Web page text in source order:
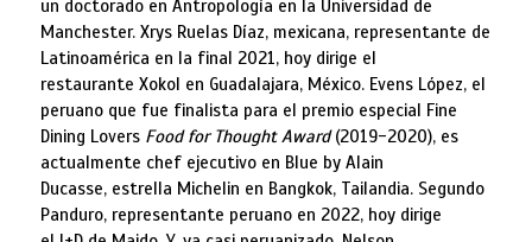
un doctorado en Antropología en la Universidad de
Manchester. Xrys Ruelas Díaz, mexicana, representante de
Latinoamérica en la final 2021, hoy dirige el
restaurante Xokol en Guadalajara, México. Evens López, el
peruano que fue finalista para el premio especial Fine
Dining Lovers Food for Thought Award(2019-2020), es
actualmente chef ejecutivo en Blue by Alain
Ducasse, estrella Michelin en Bangkok, Tailandia. Segundo
Panduro, representante peruano en 2022, hoy dirige